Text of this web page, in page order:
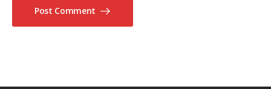
Post Comment